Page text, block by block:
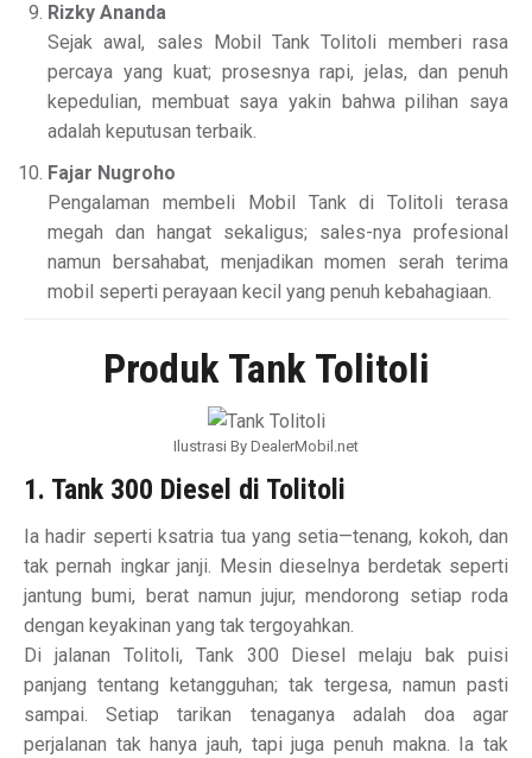
Rizky Ananda
Sejak awal, sales Mobil Tank Tolitoli memberi rasa
percaya yang kuat; prosesnya rapi, jelas, dan penuh
kepedulian, membuat saya yakin bahwa pilihan saya
adalah keputusan terbaik.
Fajar Nugroho
Pengalaman membeli Mobil Tank di Tolitoli terasa
megah dan hangat sekaligus; sales-nya profesional
namun bersahabat, menjadikan momen serah terima
mobil seperti perayaan kecil yang penuh kebahagiaan.
Produk Tank Tolitoli
Ilustrasi By DealerMobil.net
1. Tank 300 Diesel di Tolitoli
Ia hadir seperti ksatria tua yang setia—tenang, kokoh, dan
tak pernah ingkar janji. Mesin dieselnya berdetak seperti
jantung bumi, berat namun jujur, mendorong setiap roda
dengan keyakinan yang tak tergoyahkan.
Di jalanan Tolitoli, Tank 300 Diesel melaju bak puisi
panjang tentang ketangguhan; tak tergesa, namun pasti
sampai. Setiap tarikan tenaganya adalah doa agar
perjalanan tak hanya jauh, tapi juga penuh makna. Ia tak